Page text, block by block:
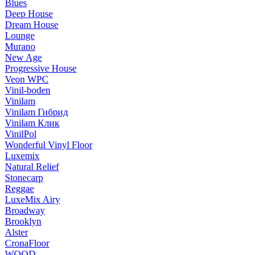
Blues
Deep House
Dream House
Lounge
Murano
New Age
Progressive House
Veon WPC
Vinil-boden
Vinilam
Vinilam Гибрид
Vinilam Клик
VinilPol
Wonderful Vinyl Floor
Luxemix
Natural Relief
Stonecarp
Reggae
LuxeMix Airy
Broadway
Brooklyn
Alster
CronaFloor